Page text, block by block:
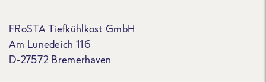
FRoSTA Tiefkühlkost GmbH
Am Lunedeich 116
D-27572 Bremerhaven